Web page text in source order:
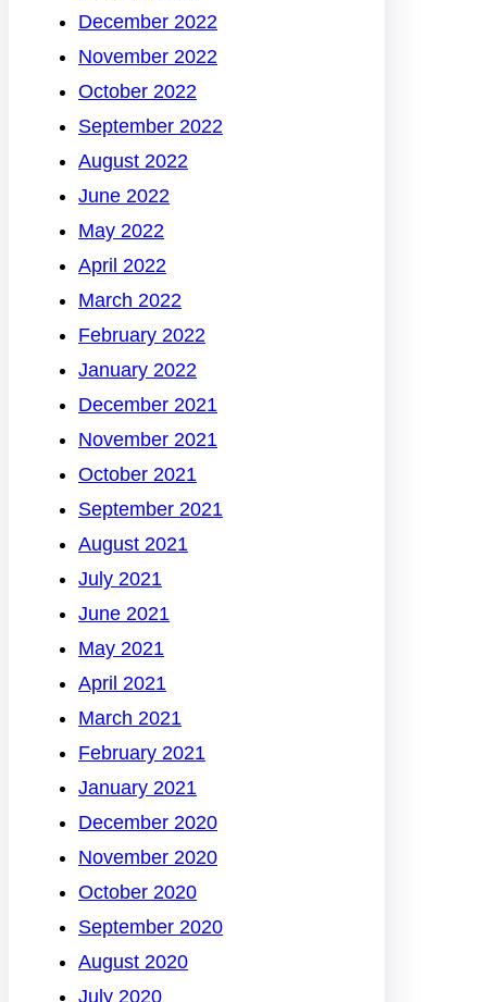
December 2022
November 2022
October 2022
September 2022
August 2022
June 2022
May 2022
April 2022
March 2022
February 2022
January 2022
December 2021
November 2021
October 2021
September 2021
August 2021
July 2021
June 2021
May 2021
April 2021
March 2021
February 2021
January 2021
December 2020
November 2020
October 2020
September 2020
August 2020
July 2020